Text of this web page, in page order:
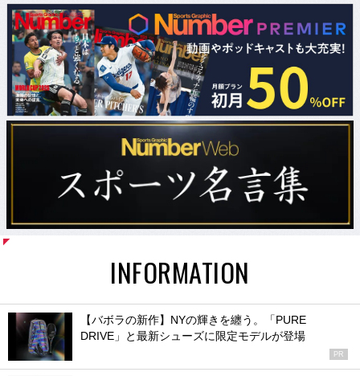
INFORMATION
【バボラの新作】NYの輝きを纏う。「PURE
DRIVE」と最新シューズに限定モデルが登場
PR